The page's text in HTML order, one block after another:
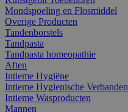
Mondspoeling en Flosmiddel
Overige Producten
Tandenborstels
Tandpasta
Tandpasta homeopathie
Aften
Intieme Hygiëne
Intieme Hygienische Verbanden
Intieme Wasproducten
Mannen